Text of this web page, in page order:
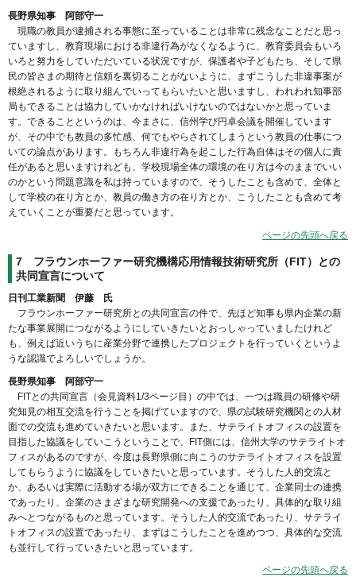
長野県知事 阿部守一
現職の教員が逮捕される事態に至っていることは非常に残念なことだと思っ
ていますし、教育現場における非違行為がなくなるように、教育委員会もいろ
いろと努力をしていただいている状況ですが、保護者や子どもたち、そして県
民の皆さまの期待と信頼を裏切ることがないように、まずこうした非違事案が
根絶されるように取り組んでいってもらいたいと思いますし、われわれ知事部
局もできることは協力していかなければいけないのではないかと思っていま
す。できることというのは、今まさに、信州学び円卓会議を開催しています
が、その中でも教員の多忙感、何でもやらされてしまうという教員の仕事につ
いての論点があります。もちろん非違行為を起こした行為自体はその個人に責
任があると思いますけれども、学校現場全体の環境の在り方は今のままでいい
のかという問題意識を私は持っていますので、そうしたことも含めて、全体と
して学校の在り方とか、教員の働き方の在り方とか、こうしたことも含めて考
えていくことが重要だと思っています。
ページの先頭へ戻る
7 フラウンホーファー研究機構応用情報技術研究所（FIT）との
共同宣言について
日刊工業新聞 伊藤 氏
フラウンホーファー研究所との共同宣言の件で、先ほど知事も県内企業の新
たな事業展開につながるようにしていきたいとおっしゃっていましたけれど
も、例えば近いうちに産業分野で連携したプロジェクトを行っていくというよ
うな認識でよろしいでしょうか。
長野県知事 阿部守一
FITとの共同宣言（会見資料1/3ページ目）の中では、一つは職員の研修や研
究知見の相互交流を行うことを掲げていますので、県の試験研究機関との人材
面での交流も進めていきたいと思います。また、サテライトオフィスの設置を
目指した協議をしていこうということで、FIT側には、信州大学のサテライトオ
フィスがあるのですが、今度は長野県側に向こうのサテライトオフィスを設置
してもらうように協議をしていきたいと思っています。そうした人的交流と
か、あるいは実際に活動する場が双方にできることを通じて、企業同士の連携
であったり、企業のさまざまな研究開発への支援であったり、具体的な取り組
みへとつながるものと思っています。そうした人的交流であったり、サテライ
トオフィスの設置であったり、まずはこうしたことを進めつつ、具体的な交流
も並行して行っていきたいと思っています。
ページの先頭へ戻る